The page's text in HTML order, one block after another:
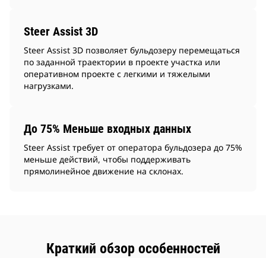
Steer Assist 3D
Steer Assist 3D позволяет бульдозеру перемещаться
по заданной траектории в проекте участка или
оперативном проекте с легкими и тяжелыми
нагрузками.
До 75% Меньше входных данных
Steer Assist требует от оператора бульдозера до 75%
меньше действий, чтобы поддерживать
прямолинейное движение на склонах.
Краткий обзор особенностей